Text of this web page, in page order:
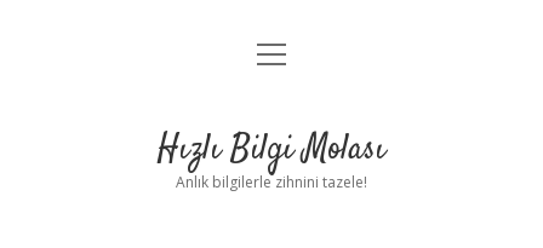
Anasayfa
Yasal Uyarı
menüyü
Hızlı Bilgi Molası
Anlık bilgilerle zihnini tazele!